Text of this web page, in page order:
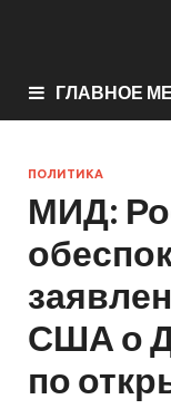
ГЛАВНОЕ
ПОЛИТИКА
МИД:
США о
по